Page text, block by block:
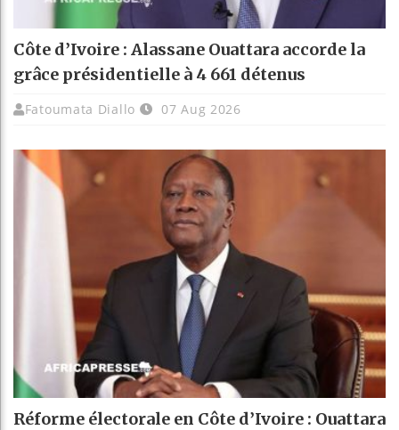
Côte d’Ivoire : Alassane Ouattara accorde la
grâce présidentielle à 4 661 détenus
Fatoumata Diallo 07 Aug 2026
Réforme électorale en Côte d’Ivoire : Ouattara